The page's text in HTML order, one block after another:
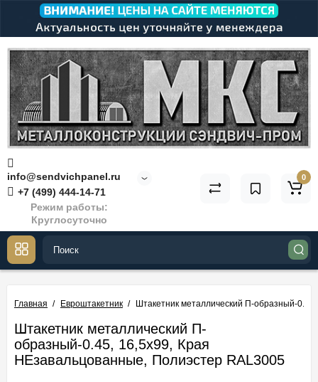
info@sendvichpanel.ru
+7 (499) 444-14-71
Режим работы:
Круглосуточно
0
Главная Евроштакетник Штакетник металлический П-образный-
Штакетник металлический П-
образный-0.45, 16,5х99, Края
НЕзавальцованные, Полиэстер RAL3005